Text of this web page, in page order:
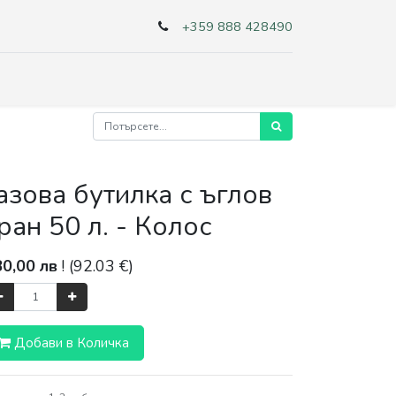
+359 888 428490
бутилка с ъглов
50 л. - Колос
лв ! (92.03 €)
Добави в Количка